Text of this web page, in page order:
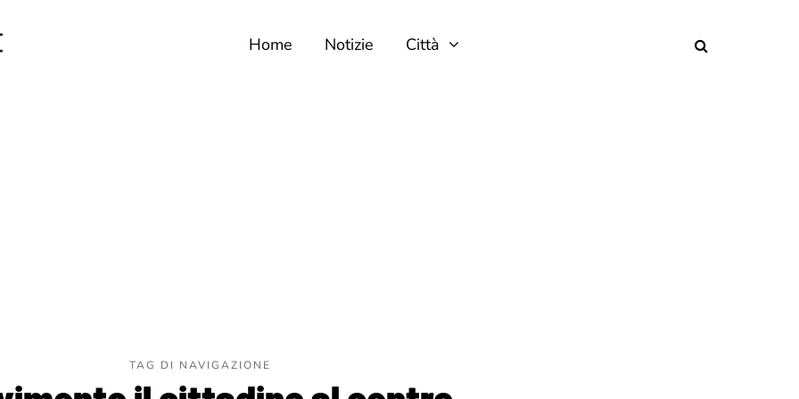
Home Notizie Città
TAG DI NAVIGAZIONE